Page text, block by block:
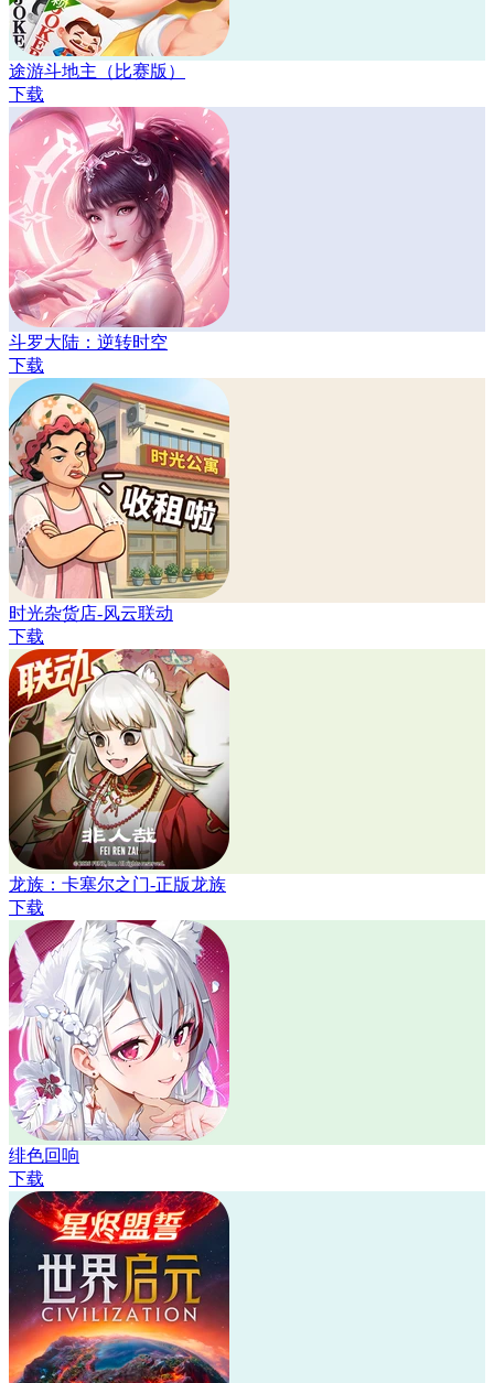
途游斗地主（比赛版）
下载
斗罗大陆：逆转时空
下载
时光杂货店-风云联动
下载
龙族：卡塞尔之门-正版龙族
下载
绯色回响
下载